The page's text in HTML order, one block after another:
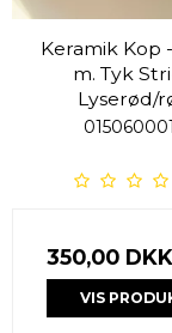
Keramik Kop
m. Tyk
Lyserød/
350,00 DKK
VIS